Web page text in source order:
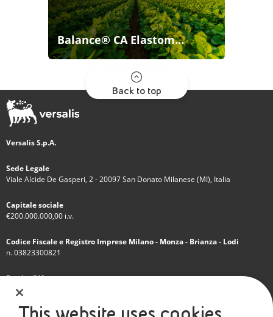
Balance® CA Elastom...
Back to top
Versalis S.p.A.
Sede Legale
Viale Alcide De Gasperi, 2 - 20097 San Donato Milanese (MI), Italia
Capitale sociale
€200.000.000,00 i.v.
Codice Fiscale e Registro Imprese Milano - Monza - Brianza - Lodi
n. 03823300821
Partita IVA
IT 01768800748 - R.E.A. Milano n.1351279
Società soggetta all'attività di direzione e coordinamento dell'Eni S.p.A.